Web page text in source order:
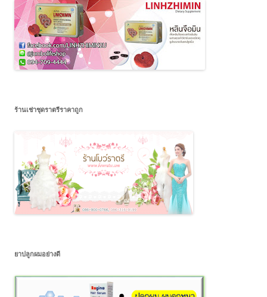
ร้านเช่าชุดราตรีราคาถูก
ยาปลูกผมอย่างดี